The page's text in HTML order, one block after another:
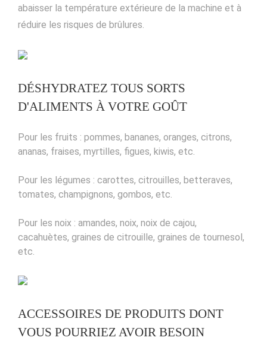
abaisser la température extérieure de la machine et à
réduire les risques de brûlures.
DÉSHYDRATEZ TOUS SORTS
D'ALIMENTS À VOTRE GOÛT
Pour les fruits : pommes, bananes, oranges, citrons,
ananas, fraises, myrtilles, figues, kiwis, etc.
Pour les légumes : carottes, citrouilles, betteraves,
tomates, champignons, gombos, etc.
Pour les noix : amandes, noix, noix de cajou,
cacahuètes, graines de citrouille, graines de tournesol,
etc.
ACCESSOIRES DE PRODUITS DONT
VOUS POURRIEZ AVOIR BESOIN